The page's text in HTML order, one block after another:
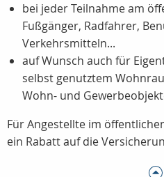
bei jeder Teilnahme am
Fußgänger, Radfahrer,
Verkehrsmitteln...
auf Wunsch auch für
selbst genutztem
Wohn- und
Für Angestellte im
ein Rabatt auf die